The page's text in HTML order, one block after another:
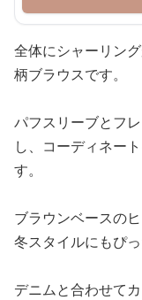
全体にシャーリン
柄ブラウスです。
パフスリーブとフ
し、コーディネー
す。
ブラウンベースの
冬スタイルにもぴっ
デニムと合わせて